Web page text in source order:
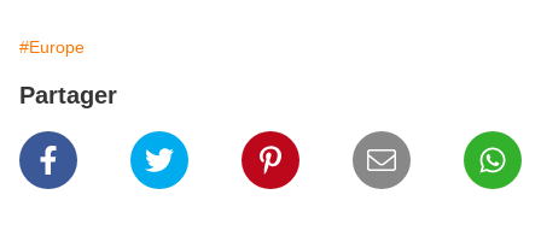
#Europe
Partager